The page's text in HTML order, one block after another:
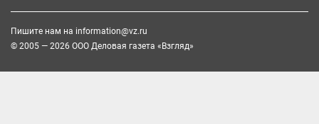
Пишите нам на information@vz.ru
© 2005 — 2026 ООО Деловая газета «Взгляд»